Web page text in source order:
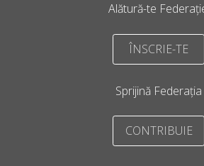
Alătură-te
ÎNSCRIE-TE
Sprijină Federația
CONTRIBUIE